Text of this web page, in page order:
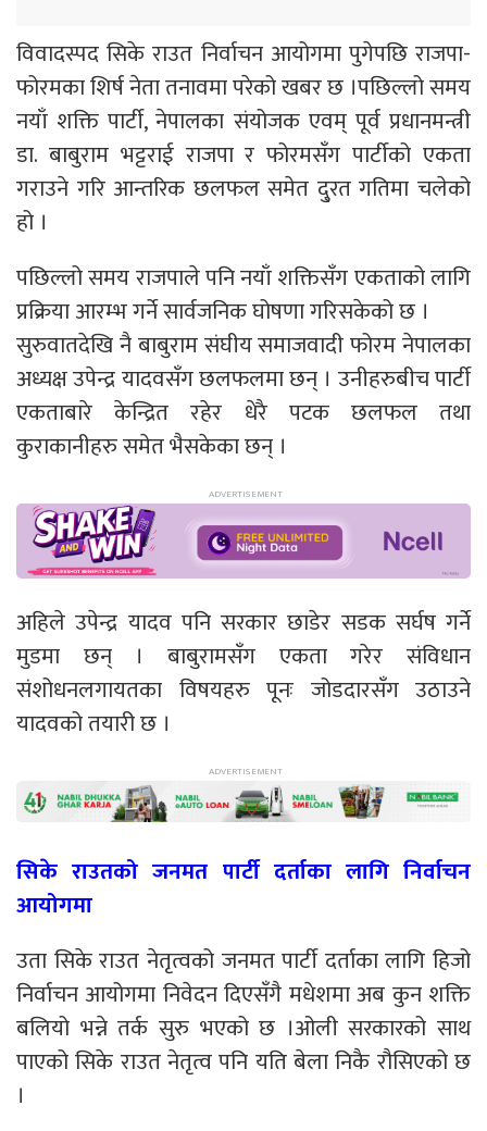
विवादस्पद सिके राउत निर्वाचन आयोगमा पुगेपछि राजपा-
फोरमका शिर्ष नेता तनावमा परेको खबर छ ।पछिल्लो समय
नयाँ शक्ति पार्टी, नेपालका संयोजक एवम् पूर्व प्रधानमन्त्री
डा. बाबुराम भट्टराई राजपा र फोरमसँग पार्टीको एकता
गराउने गरि आन्तरिक छलफल समेत दु्रत गतिमा चलेको
हो ।
पछिल्लो समय राजपाले पनि नयाँ शक्तिसँग एकताको लागि
प्रक्रिया आरम्भ गर्ने सार्वजनिक घोषणा गरिसकेको छ ।
सुरुवातदेखि नै बाबुराम संघीय समाजवादी फोरम नेपालका
अध्यक्ष उपेन्द्र यादवसँग छलफलमा छन् । उनीहरुबीच पार्टी
एकताबारे केन्द्रित रहेर धेरै पटक छलफल तथा
कुराकानीहरु समेत भैसकेका छन् ।
अहिले उपेन्द्र यादव पनि सरकार छाडेर सडक सर्घष गर्ने
मुडमा छन् । बाबुरामसँग एकता गरेर संविधान
संशोधनलगायतका विषयहरु पूनः जोडदारसँग उठाउने
यादवको तयारी छ ।
सिके राउतको जनमत पार्टी दर्ताका लागि निर्वाचन
आयोगमा
उता सिके राउत नेतृत्वको जनमत पार्टी दर्ताका लागि हिजो
निर्वाचन आयोगमा निवेदन दिएसँगै मधेशमा अब कुन शक्ति
बलियो भन्ने तर्क सुरु भएको छ ।ओली सरकारको साथ
पाएको सिके राउत नेतृत्व पनि यति बेला निकै रौसिएको छ
।